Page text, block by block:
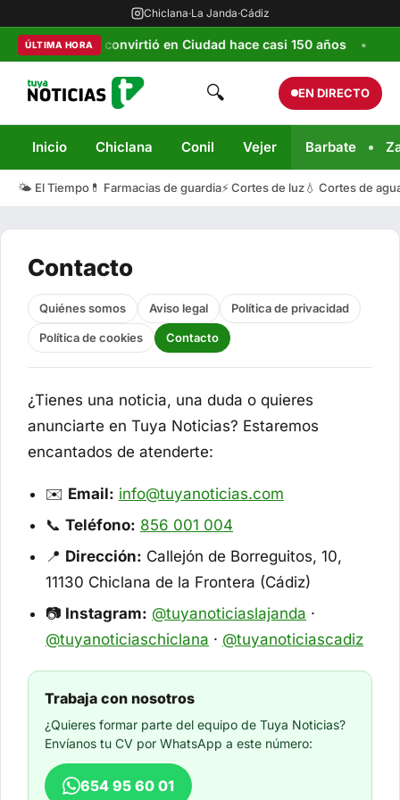
Chiclana·La Janda·Cádiz
ÚLTIMA HORA
original que la convirtió en Ciudad hace casi 150 años
🔍 EN DIRECTO
Inicio Chiclana Conil Vejer Barbate
🌤️ El Tiempo 💊 Farmacias de guardia⚡ Cortes de luz💧 Cortes de
Contacto
Quiénes somos Aviso legal Política de privacidad
Política de cookies Contacto
¿Tienes una noticia, una duda o quieres
anunciarte en Tuya Noticias? Estaremos
encantados de atenderte:
✉️ Email: info@tuyanoticias.com
📞 Teléfono: 856 001 004
📍 Dirección: Callejón de Borreguitos, 10,
11130 Chiclana de la Frontera (Cádiz)
📷 Instagram: @tuyanoticiaslajanda ·
@tuyanoticiaschiclana · @tuyanoticiascadiz
Trabaja con nosotros
¿Quieres formar parte del equipo de Tuya Noticias?
Envíanos tu CV por WhatsApp a este número:
654 95 60 01